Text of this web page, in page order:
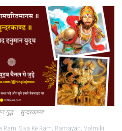
युद्ध – सुन्दरकाण्ड
Siya Ke Ram, Ramayan, Valmiki